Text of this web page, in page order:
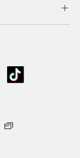
スペイン